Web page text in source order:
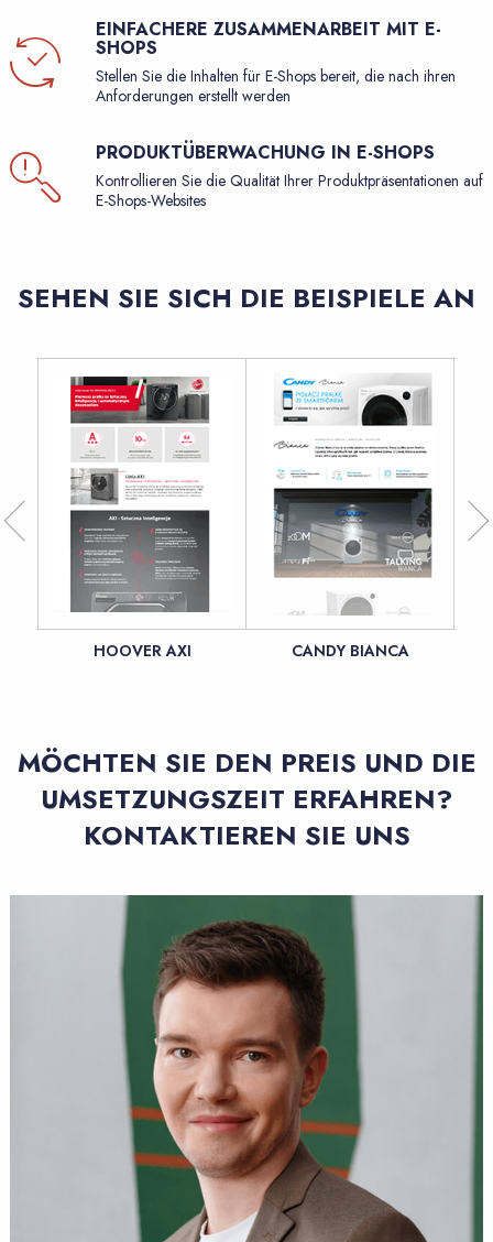
EINFACHERE ZUSAMMENARBEIT MIT E-
SHOPS
Stellen Sie die Inhalten für E-Shops bereit, die nach ihren
Anforderungen erstellt werden
PRODUKTÜBERWACHUNG IN E-SHOPS
Kontrollieren Sie die Qualität Ihrer Produktpräsentationen auf
E-Shops-Websites
SEHEN SIE SICH DIE BEISPIELE AN
HOOVER AXI CANDY BIANCA
MÖCHTEN SIE DEN PREIS UND DIE
UMSETZUNGSZEIT ERFAHREN?
KONTAKTIEREN SIE UNS